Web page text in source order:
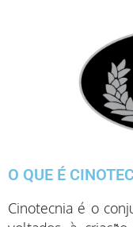
O QUE É
Cinotecnia é o